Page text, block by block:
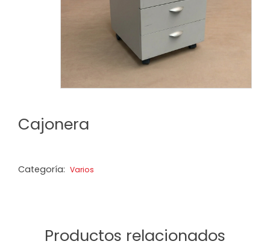
Cajonera
Categoría: Varios
Productos relacionados